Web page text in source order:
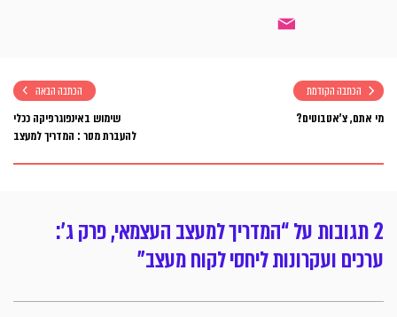
הכתבה הקודמת
מי אתם, צ'אטבוטים?
הכתבה הבאה
שימוש באינפוגרפיקה ככלי
להעברת מסר : המדריך למעצב
2 תגובות על “המדריך למעצב העצמאי, פרק ג':
ערכים ועקרונות ליחסי לקוח מעצב”